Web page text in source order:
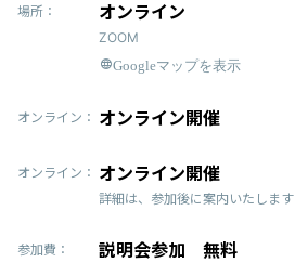
場所： オンライン
ZOOM
Googleマップを表示
オンライン： オンライン開催
オンライン： オンライン開催
詳細は、参加後に案内いたします
参加費： 説明会参加 無料